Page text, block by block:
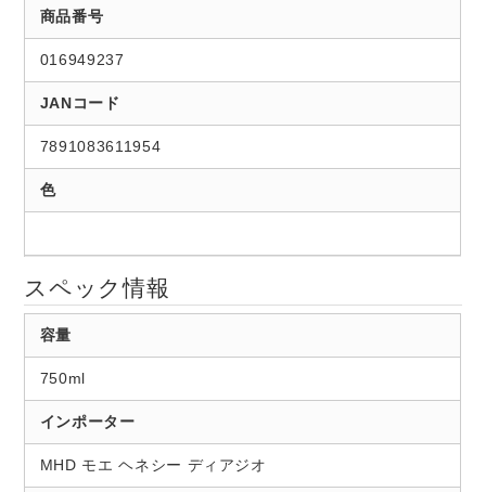
商品番号
016949237
JANコード
7891083611954
色
スペック情報
容量
750ml
インポーター
MHD モエ ヘネシー ディアジオ